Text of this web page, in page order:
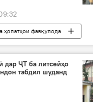
ҳолатҳои фавқулода
Дар ҷаҳон
Амният ва мудофиа
Шоҳи
дар ҶТ ба литсейҳо
табдил шуданд